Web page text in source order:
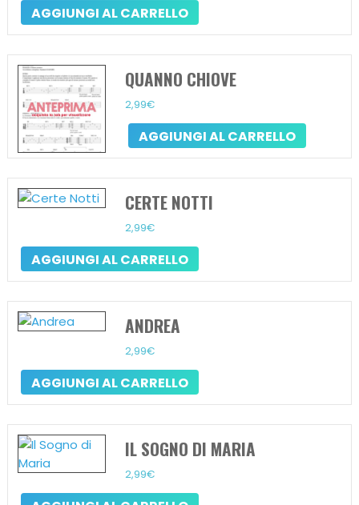
AGGIUNGI AL CARRELLO
QUANNO CHIOVE
2,99€
AGGIUNGI AL CARRELLO
CERTE NOTTI
2,99€
AGGIUNGI AL CARRELLO
ANDREA
2,99€
AGGIUNGI AL CARRELLO
IL SOGNO DI MARIA
2,99€